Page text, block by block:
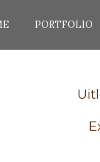
PORTFOLIO